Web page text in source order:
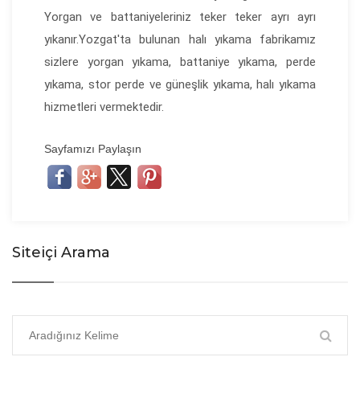
Yorgan ve battaniyeleriniz teker teker ayrı ayrı
yıkanır.Yozgat'ta bulunan halı yıkama fabrikamız
sizlere yorgan yıkama, battaniye yıkama, perde
yıkama, stor perde ve güneşlik yıkama, halı yıkama
hizmetleri vermektedir.
Sayfamızı Paylaşın
Siteiçi Arama